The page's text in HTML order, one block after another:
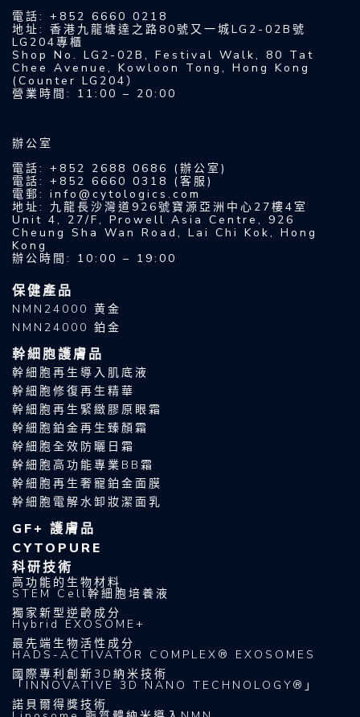
電話: +852 6660 0218
地址: 香港九龍塘達之路80號又一城LG2-02B號
LG204專櫃
Shop No. LG2-02B, Festival Walk, 80 Tat
Chee Avenue, Kowloon Tong, Hong Kong
(Counter LG204）
營業時間: 11:00 – 20:00
辦公室
電話: +852 2688 0686 (辦公室)
電話: +852 6660 0318 (客服)
電郵: info@cytologics.com
地址: 九龍長沙灣道926號寶源亞洲中心27樓4室
Unit 4, 27/F, Prowell Asia Centre, 926
Cheung Sha Wan Road, Lai Chi Kok, Hong
Kong
辦公時間: 10:00 – 19:00
保健產品
NMN24000 黄金
NMN24000 鉑金
幹細胞護膚品
幹細胞再生導入肌底液
幹細胞修復再生精華
幹細胞再生緊緻膠原眼霜
幹細胞鉑金再生臻顏霜
幹細胞全效防曬日霜
幹細胞高功能專業BB霜
幹細胞再生奢寵鉑金面膜
幹細胞電解水卸妝潔面乳
GF+ 護膚品
CYTOPURE
科研技術
高功能的生物材料
STEM Cell幹細胞培養液
獨家新型逆齡成分
Hybrid EXOSOME+
最先端生物活性成分
HADS-ACTIVATOR COMPLEX® EXOSOMES
國際專利創新3D納米技術
「INNOVATIVE 3D NANO TECHNOLOGY®」
諾貝爾得獎技術